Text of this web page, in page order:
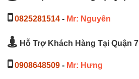
0825281514 - Mr: Nguyên
Hỗ Trợ Khách Hàng Tại Quận 7
0908648509 - Mr: Hưng